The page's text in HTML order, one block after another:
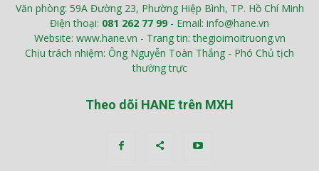
Văn phòng: 59A Đường 23, Phường Hiệp Bình, TP. Hồ Chí Minh
Điện thoại: 081 262 77 99 - Email: info@hane.vn
Website: www.hane.vn - Trang tin: thegioimoitruong.vn
Chịu trách nhiệm: Ông Nguyễn Toàn Thắng - Phó Chủ tịch
thường trực
Theo dõi HANE trên MXH